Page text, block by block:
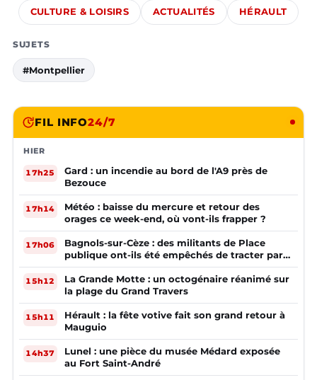
CULTURE & LOISIRS ACTUALITÉS HÉRAULT
SUJETS
#Montpellier
FIL INFO24/7
HIER
17h25
Gard : un incendie au bord de l'A9 près de
Bezouce
17h14
Météo : baisse du mercure et retour des
orages ce week-end, où vont-ils frapper ?
17h06
Bagnols-sur-Cèze : des militants de Place
publique ont-ils été empêchés de tracter par
la mairie ?
15h12
La Grande Motte : un octogénaire réanimé sur
la plage du Grand Travers
15h11
Hérault : la fête votive fait son grand retour à
Mauguio
14h37
Lunel : une pièce du musée Médard exposée
au Fort Saint-André